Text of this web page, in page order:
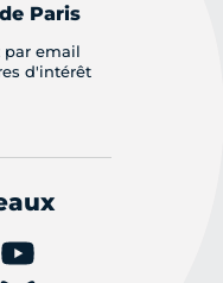
Paris
par email
d'intérêt